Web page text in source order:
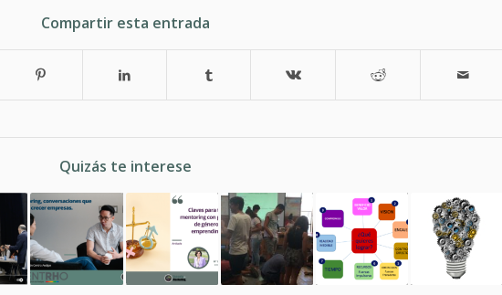
Compartir esta entrada
Quizás te interese